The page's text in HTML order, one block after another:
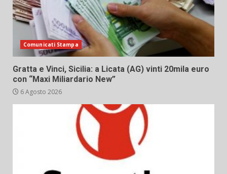
Comunicati Stampa
Gratta e Vinci, Sicilia: a Licata (AG) vinti 20mila euro
con “Maxi Miliardario New”
6 Agosto 2026